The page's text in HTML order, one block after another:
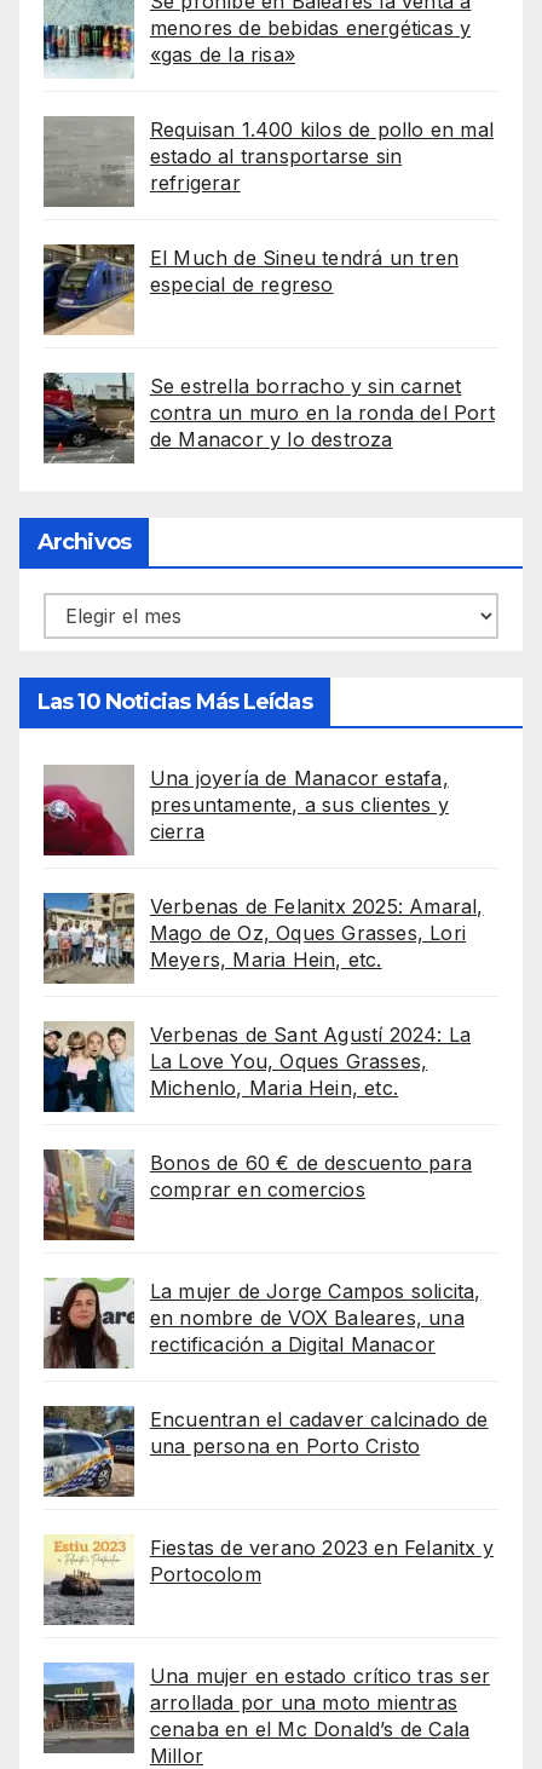
menores de bebidas energéticas y
«gas de la risa»
Requisan 1.400 kilos de pollo en mal
estado al transportarse sin
refrigerar
El Much de Sineu tendrá un tren
especial de regreso
Se estrella borracho y sin carnet
contra un muro en la ronda del Port
de Manacor y lo destroza
Archivos
Archivos
Las 10 Noticias Más Leídas
Una joyería de Manacor estafa,
presuntamente, a sus clientes y
cierra
Verbenas de Felanitx 2025: Amaral,
Mago de Oz, Oques Grasses, Lori
Meyers, Maria Hein, etc.
Verbenas de Sant Agustí 2024: La
La Love You, Oques Grasses,
Michenlo, Maria Hein, etc.
Bonos de 60 € de descuento para
comprar en comercios
La mujer de Jorge Campos solicita,
en nombre de VOX Baleares, una
rectificación a Digital Manacor
Encuentran el cadaver calcinado de
una persona en Porto Cristo
Fiestas de verano 2023 en Felanitx y
Portocolom
Una mujer en estado crítico tras ser
arrollada por una moto mientras
cenaba en el Mc Donald’s de Cala
Millor